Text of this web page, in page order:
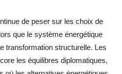
de peser sur les choix de
que le système énergétique
transformation structurelle. Les
les équilibres diplomatiques,